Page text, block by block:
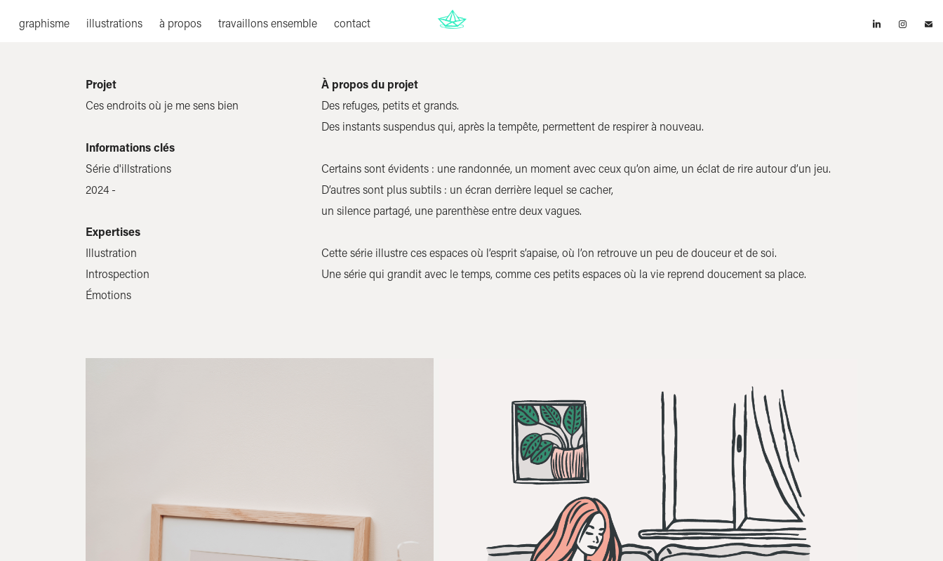
graphisme illustrations à propos travaillons ensemble contact
Projet
Ces endroits où je me sens bien
Informations clés
Série d'illstrations
2024 -
Expertises
Illustration
Introspection
Émotions
À propos du projet
Des refuges, petits et grands.
Des instants suspendus qui, après la tempête, permettent de respirer à nouveau.
Certains sont évidents : une randonnée, un moment avec ceux qu’on aime, un éclat de rire autour d’un jeu.
D’autres sont plus subtils : un écran derrière lequel se cacher,
un silence partagé, une parenthèse entre deux vagues.
Cette série illustre ces espaces où l’esprit s’apaise, où l’on retrouve un peu de douceur et de soi.
Une série qui grandit avec le temps, comme ces petits espaces où la vie reprend doucement sa place.